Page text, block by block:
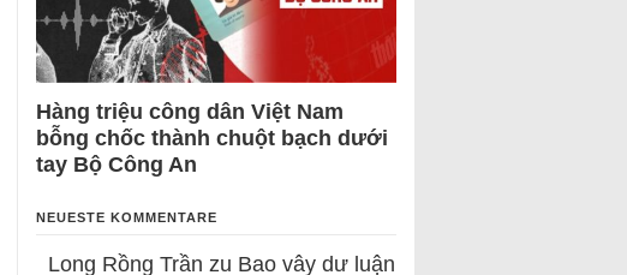
Hàng triệu công dân Việt Nam
bỗng chốc thành chuột bạch dưới
tay Bộ Công An
NEUESTE KOMMENTARE
Long Rồng Trần zu Bao vây dư luận